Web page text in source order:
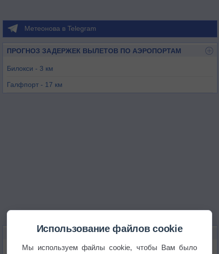
Метеонова в Telegram
ПРОГНОЗ ЗАДЕРЖЕК ВЫЛЕТОВ ПО АЭРОПОРТАМ
Билокси - 3 км
Галфпорт - 17 км
КАРТЫ ПОГОДЫ В БИЛОКСИ
Температура
Использование файлов cookie
Мы используем файлы cookie, чтобы Вам было